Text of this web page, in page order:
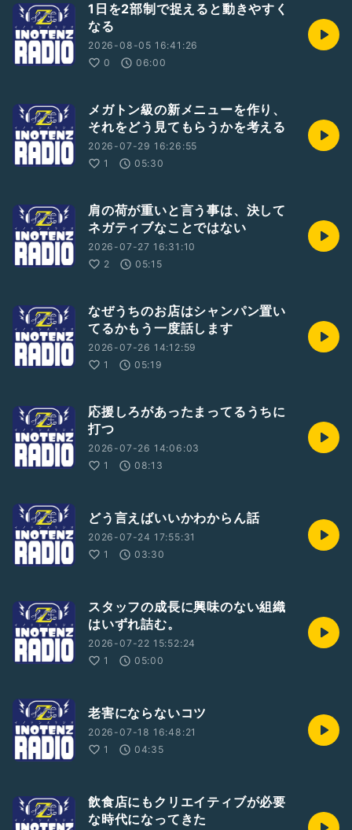
1日を2部制で捉えると動きやすく
なる
2026-08-05 16:41:26
0
06:00
メガトン級の新メニューを作り、
それをどう見てもらうかを考える
2026-07-29 16:26:55
1
05:30
肩の荷が重いと言う事は、決して
ネガティブなことではない
2026-07-27 16:31:10
2
05:15
なぜうちのお店はシャンパン置い
てるかもう一度話します
2026-07-26 14:12:59
1
05:19
応援しろがあったまってるうちに
打つ
2026-07-26 14:06:03
1
08:13
どう言えばいいかわからん話
2026-07-24 17:55:31
1
03:30
スタッフの成長に興味のない組織
はいずれ詰む。
2026-07-22 15:52:24
1
05:00
老害にならないコツ
2026-07-18 16:48:21
1
04:35
飲食店にもクリエイティブが必要
な時代になってきた